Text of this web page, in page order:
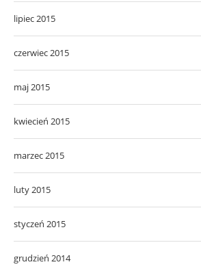
lipiec 2015
czerwiec 2015
maj 2015
kwiecień 2015
marzec 2015
luty 2015
styczeń 2015
grudzień 2014